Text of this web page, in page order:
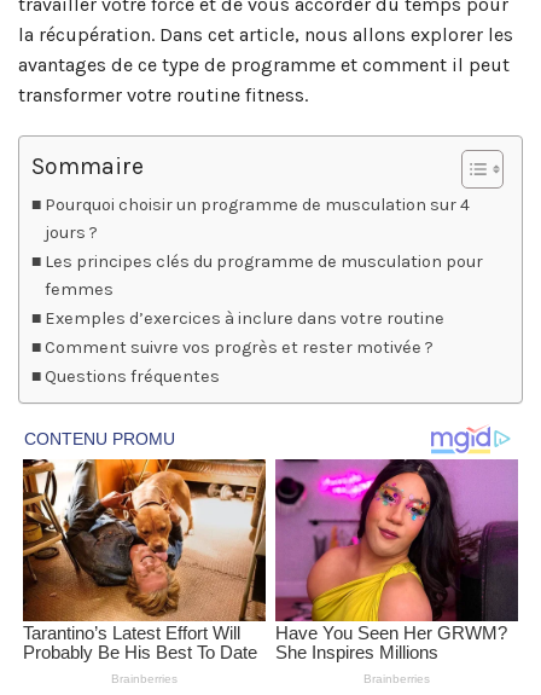
la récupération. Dans cet article, nous allons explorer les
avantages de ce type de programme et comment il peut
transformer votre routine fitness.
Sommaire
Pourquoi choisir un programme de musculation sur 4
jours ?
Les principes clés du programme de musculation pour
femmes
Exemples d’exercices à inclure dans votre routine
Comment suivre vos progrès et rester motivée ?
Questions fréquentes